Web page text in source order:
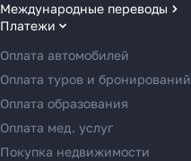
Международные переводы
Переводы в США
Переводы в ОАЭ
Переводы в Европу
Переводы в Азию
Переводы в Россию
Переводы в Австрию
Платежи
Оплата автомобилей
Оплата туров и бронирований
Оплата образования
Оплата мед. услуг
Покупка недвижимости